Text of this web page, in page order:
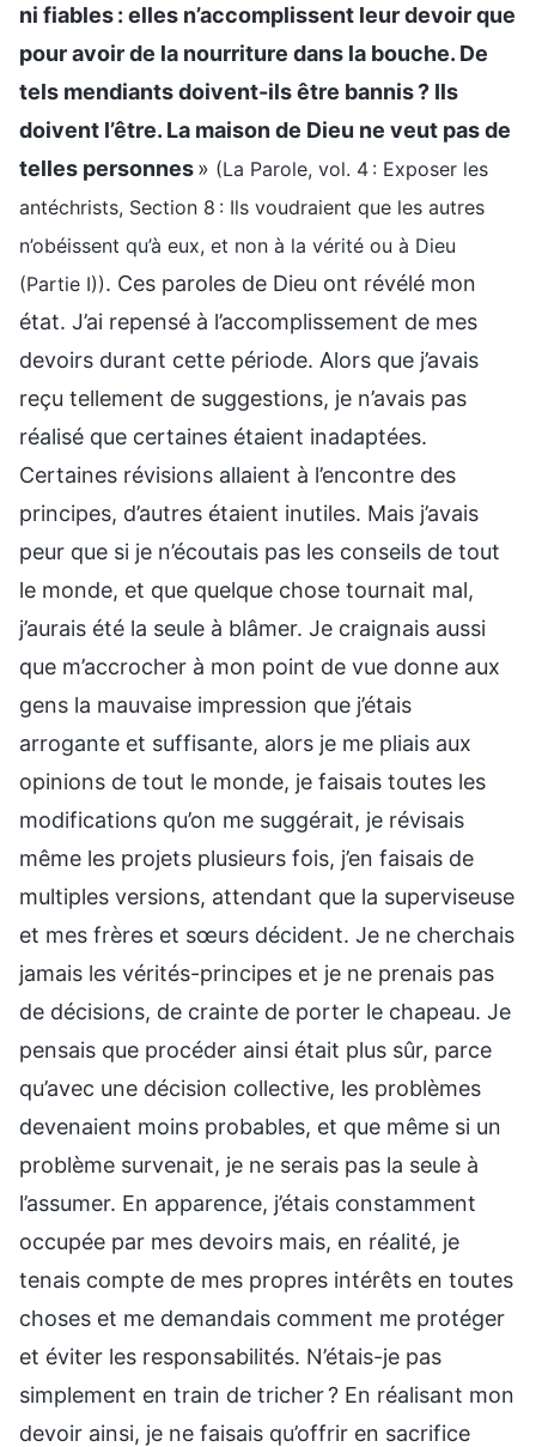
ni fiables : elles n’accomplissent leur devoir que
pour avoir de la nourriture dans la bouche. De
tels mendiants doivent-ils être bannis ? Ils
doivent l’être. La maison de Dieu ne veut pas de
telles personnes» (La Parole, vol. 4 : Exposer les
antéchrists, Section 8 : Ils voudraient que les autres
n’obéissent qu’à eux, et non à la vérité ou à Dieu
(Partie I)). Ces paroles de Dieu ont révélé mon
état. J’ai repensé à l’accomplissement de mes
devoirs durant cette période. Alors que j’avais
reçu tellement de suggestions, je n’avais pas
réalisé que certaines étaient inadaptées.
Certaines révisions allaient à l’encontre des
principes, d’autres étaient inutiles. Mais j’avais
peur que si je n’écoutais pas les conseils de tout
le monde, et que quelque chose tournait mal,
j’aurais été la seule à blâmer. Je craignais aussi
que m’accrocher à mon point de vue donne aux
gens la mauvaise impression que j’étais
arrogante et suffisante, alors je me pliais aux
opinions de tout le monde, je faisais toutes les
modifications qu’on me suggérait, je révisais
même les projets plusieurs fois, j’en faisais de
multiples versions, attendant que la superviseuse
et mes frères et sœurs décident. Je ne cherchais
jamais les vérités-principes et je ne prenais pas
de décisions, de crainte de porter le chapeau. Je
pensais que procéder ainsi était plus sûr, parce
qu’avec une décision collective, les problèmes
devenaient moins probables, et que même si un
problème survenait, je ne serais pas la seule à
l’assumer. En apparence, j’étais constamment
occupée par mes devoirs mais, en réalité, je
tenais compte de mes propres intérêts en toutes
choses et me demandais comment me protéger
et éviter les responsabilités. N’étais-je pas
simplement en train de tricher ? En réalisant mon
devoir ainsi, je ne faisais qu’offrir en sacrifice